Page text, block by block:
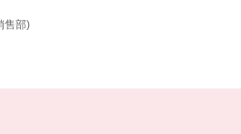
售部)